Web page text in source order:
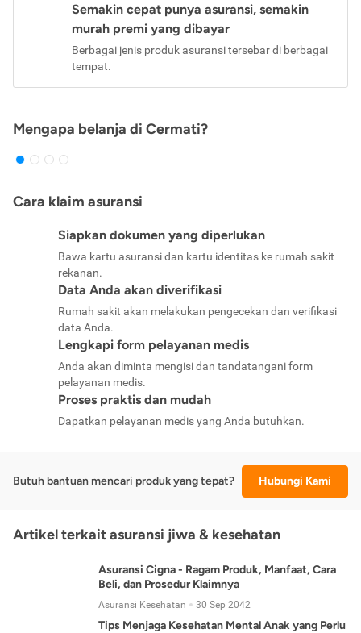
Semakin cepat punya asuransi, semakin
murah premi yang dibayar
Berbagai jenis produk asuransi tersebar di berbagai
tempat.
Mengapa belanja di Cermati?
Cara klaim asuransi
Siapkan dokumen yang diperlukan
Bawa kartu asuransi dan kartu identitas ke rumah sakit
rekanan.
Data Anda akan diverifikasi
Rumah sakit akan melakukan pengecekan dan verifikasi
data Anda.
Lengkapi form pelayanan medis
Anda akan diminta mengisi dan tandatangani form
pelayanan medis.
Proses praktis dan mudah
Dapatkan pelayanan medis yang Anda butuhkan.
Butuh bantuan mencari produk yang tepat? Hubungi Kami
Artikel terkait asuransi jiwa & kesehatan
Asuransi Cigna - Ragam Produk, Manfaat, Cara
Beli, dan Prosedur Klaimnya
Asuransi Kesehatan 30 Sep 2042
Tips Menjaga Kesehatan Mental Anak yang Perlu